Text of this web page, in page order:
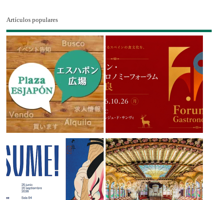
Artículos populares